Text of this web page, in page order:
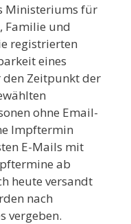
Ministeriums für
Familie und
registrierten
eines
Zeitpunkt der
ohne Email-
Impftermin
E-Mails mit
ab
heute versandt
nach
vergeben.